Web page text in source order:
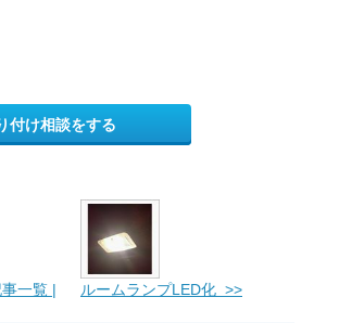
付け相談をする
一覧 | ルームランプLED化 >>